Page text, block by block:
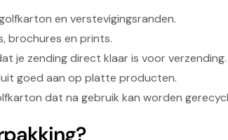
en verstevigingsranden.
brochures en prints.
je zending direct klaar is voor verzending.
goed aan op platte producten.
dat na gebruik kan worden